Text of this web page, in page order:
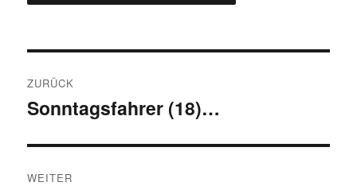
ZURÜCK
Vorheriger
Sonntagsfahrer (18)…
WEITER